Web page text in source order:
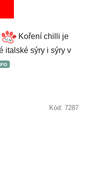
Koření chilli je
italské sýry i sýry v
Kód: 7287